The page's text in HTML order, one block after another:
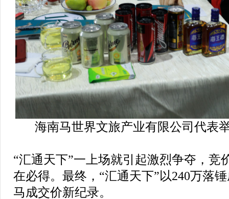
海南马世界文旅产业有限公司代表
“汇通天下”一上场就引起激烈争夺，竞
在必得。最终，“汇通天下”以240万落
马成交价新纪录。